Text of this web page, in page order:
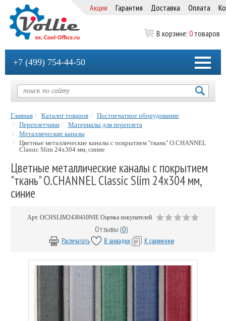
Акции Гарантия Доставка Оплата
В корзине: 0 товаров
+7 (499) 754-44-50
Главная Каталог товаров
Постпечатное оборудование
Переплетчики
Материалы для переплета
Металлические каналы
Цветные металлические каналы с покрытием ''ткань'' O.CHANNEL
Classic Slim 24х304 мм, синие
Цветные металлические каналы с покрытием
"ткань" O.CHANNEL Classic Slim 24х304 мм,
синие
Арт. OCHSLIM2430410NIE Оценка покупателей
Отзывы (0)
Распечатать В закладки К сравнению